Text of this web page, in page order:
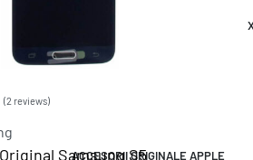
ACCESORII ORIGINALE APPLE
2 reviews
Samsung S5